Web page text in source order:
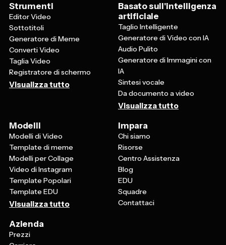
Strumenti
Editor Video
Sottotitoli
Generatore di Meme
Converti Video
Taglia Video
Registratore di schermo
Visualizza tutto
Basato sull'intelligenza
artificiale
Taglio Intelligente
Generatore di Video con IA
Audio Pulito
Generatore di Immagini con
IA
Sintesi vocale
Da documento a video
Visualizza tutto
Modelli
Modelli di Video
Template di meme
Modelli per Collage
Video di Instagram
Template Popolari
Template EDU
Visualizza tutto
Impara
Chi siamo
Risorse
Centro Assistenza
Blog
EDU
Squadre
Contattaci
Azienda
Prezzi